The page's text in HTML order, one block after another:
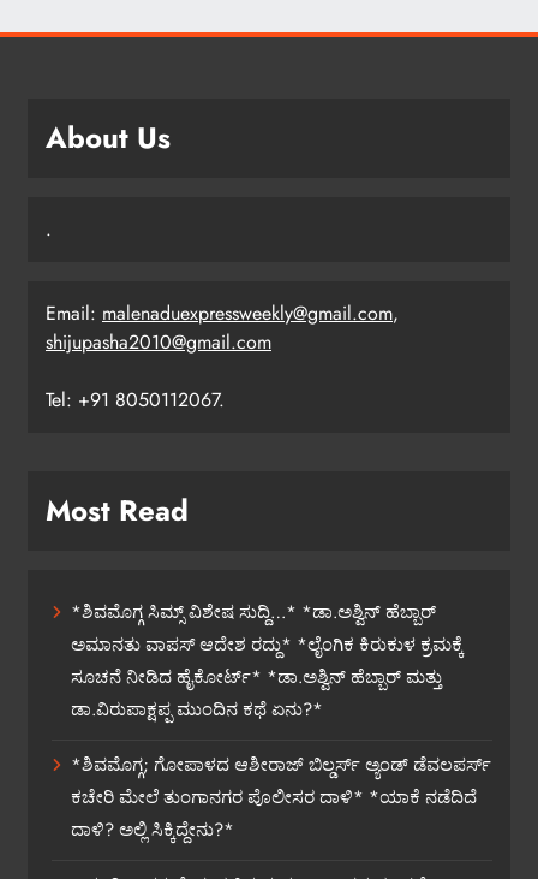
About Us
.
Email: malenaduexpressweekly@gmail.com,
shijupasha2010@gmail.com
Tel: +91 8050112067.
Most Read
*ಶಿವಮೊಗ್ಗ ಸಿಮ್ಸ್ ವಿಶೇಷ ಸುದ್ದಿ…* *ಡಾ.ಅಶ್ವಿನ್ ಹೆಬ್ಬಾರ್
ಅಮಾನತು ವಾಪಸ್ ಆದೇಶ ರದ್ದು* *ಲೈಂಗಿಕ ಕಿರುಕುಳ ಕ್ರಮಕ್ಕೆ
ಸೂಚನೆ ನೀಡಿದ ಹೈಕೋರ್ಟ್* *ಡಾ.ಅಶ್ವಿನ್ ಹೆಬ್ಬಾರ್ ಮತ್ತು
ಡಾ.ವಿರುಪಾಕ್ಷಪ್ಪ ಮುಂದಿನ ಕಥೆ ಏನು?*
*ಶಿವಮೊಗ್ಗ; ಗೋಪಾಳದ ಆಶೀರಾಜ್ ಬಿಲ್ಡರ್ಸ್ ಅ್ಯಂಡ್ ಡೆವಲಪರ್ಸ್
ಕಚೇರಿ ಮೇಲೆ ತುಂಗಾನಗರ ಪೊಲೀಸರ ದಾಳಿ* *ಯಾಕೆ ನಡೆದಿದೆ
ದಾಳಿ? ಅಲ್ಲಿ ಸಿಕ್ಕಿದ್ದೇನು?*